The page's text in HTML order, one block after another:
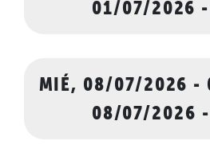
01/07/2026
MIÉ, 08/07/2026 -
08/07/2026